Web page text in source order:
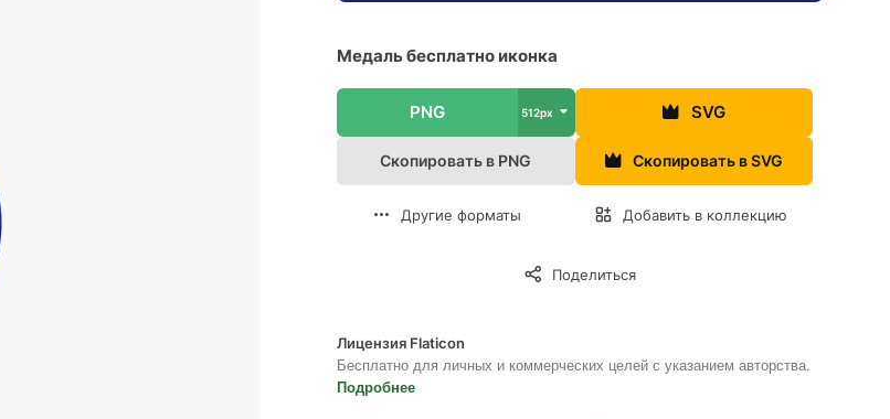
Медаль бесплатно иконка
PNG 512px SVG
Скопировать в PNG Скопировать в SVG
Другие форматы Добавить в коллекцию
Поделиться
Лицензия Flaticon
Бесплатно для личных и коммерческих целей с указанием авторства.
Подробнее